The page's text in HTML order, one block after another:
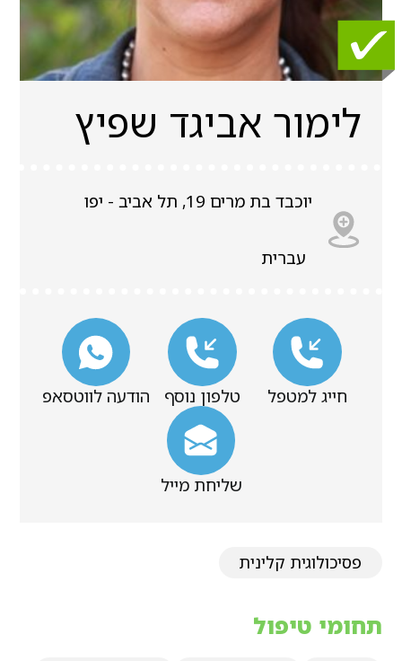
לימור אביגד שפיץ
יוכבד בת מרים 19, תל אביב - יפו
עברית
חייג למטפל טלפון נוסף הודעה לווטסאפ
שליחת מייל
פסיכולוגית קלינית
תחומי טיפול